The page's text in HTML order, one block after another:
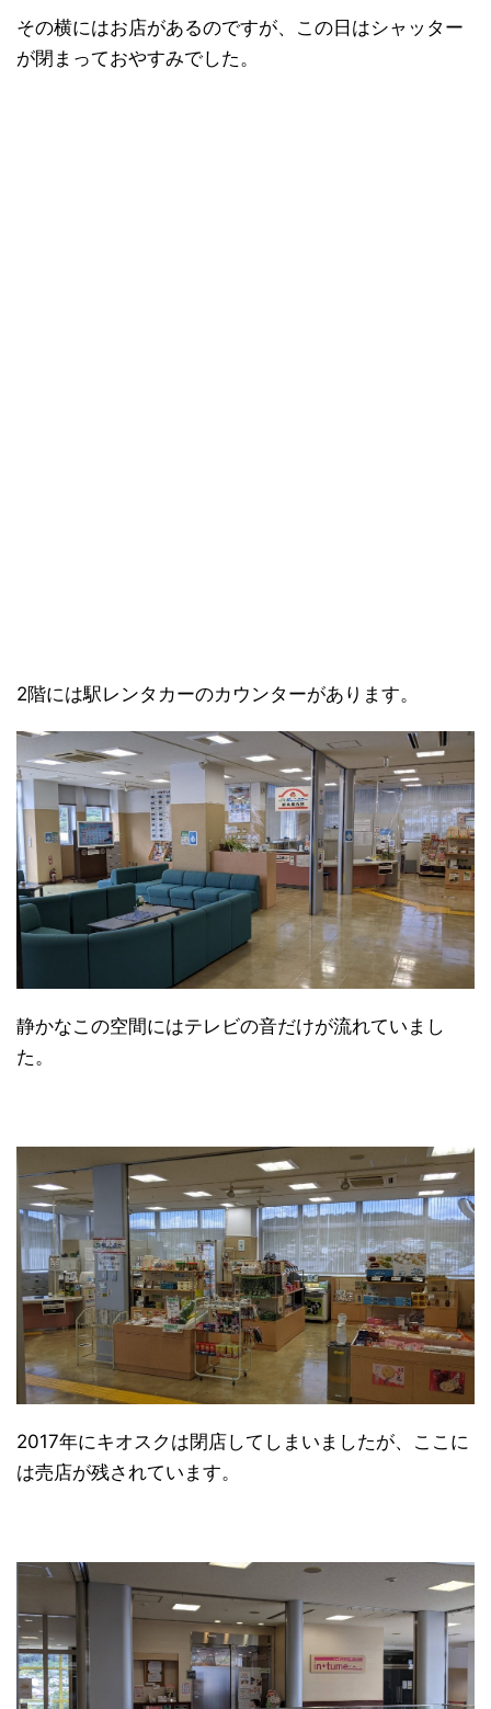
その横にはお店があるのですが、この日はシャッター
が閉まっておやすみでした。
2階には駅レンタカーのカウンターがあります。
静かなこの空間にはテレビの音だけが流れていまし
た。
2017年にキオスクは閉店してしまいましたが、ここに
は売店が残されています。